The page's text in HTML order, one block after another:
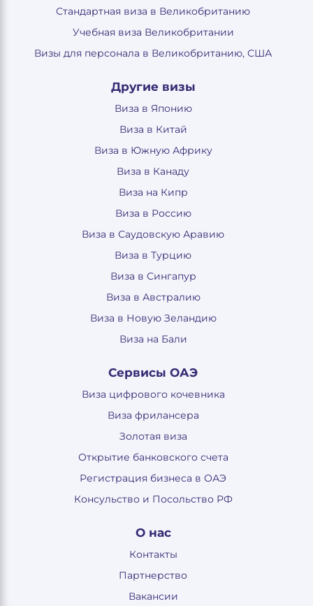
Стандартная виза в Великобританию
Учебная виза Великобритании
Визы для персонала в Великобританию, США
Другие визы
Виза в Японию
Виза в Китай
Виза в Южную Африку
Виза в Канаду
Виза на Кипр
Виза в Россию
Виза в Саудовскую Аравию
Виза в Турцию
Виза в Сингапур
Виза в Австралию
Виза в Новую Зеландию
Виза на Бали
Сервисы ОАЭ
Виза цифрового кочевника
Виза фрилансера
Золотая виза
Открытие банковского счета
Регистрация бизнеса в ОАЭ
Консульство и Посольство РФ
О нас
Контакты
Партнерство
Вакансии